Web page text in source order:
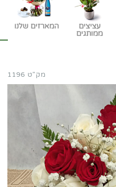
עציצים
ממותגים
המארזים שלנו
מק"ט 1196